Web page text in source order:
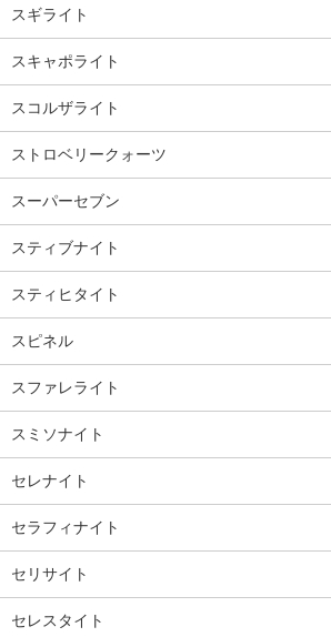
スギライト
スキャポライト
スコルザライト
ストロベリークォーツ
スーパーセブン
スティブナイト
スティヒタイト
スピネル
スファレライト
スミソナイト
セレナイト
セラフィナイト
セリサイト
セレスタイト